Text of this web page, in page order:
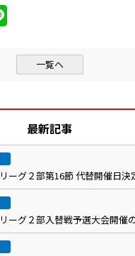
一覧へ
最新記事
ーグ２部第16節 代替開催日決
ーグ２部入替戦予選大会開催